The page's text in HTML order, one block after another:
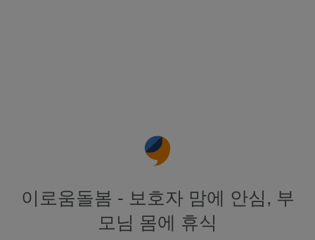
이로움돌봄 - 보호자 맘에 안심, 부
모님 몸에 휴식